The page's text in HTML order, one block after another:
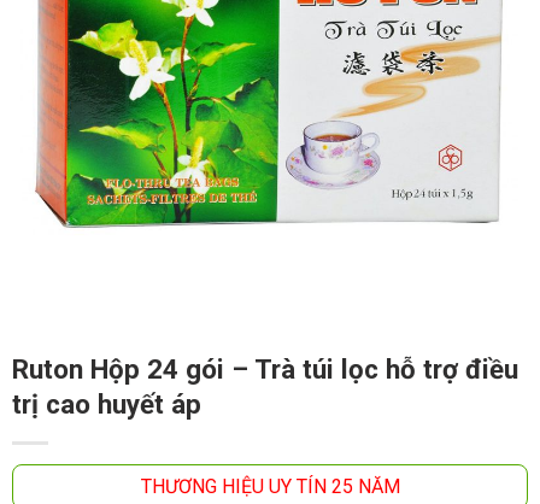
Ruton Hộp 24 gói – Trà túi lọc hỗ trợ điều
trị cao huyết áp
THƯƠNG HIỆU UY TÍN 25 NĂM